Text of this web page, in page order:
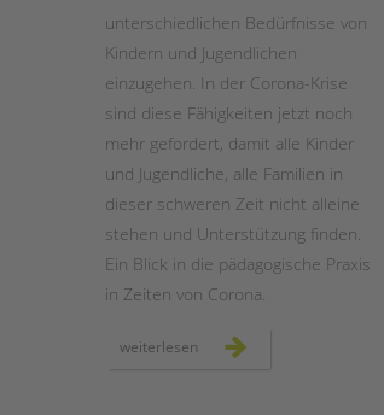
unterschiedlichen Bedürfnisse von
Kindern und Jugendlichen
einzugehen. In der Corona-Krise
sind diese Fähigkeiten jetzt noch
mehr gefordert, damit alle Kinder
und Jugendliche, alle Familien in
dieser schweren Zeit nicht alleine
stehen und Unterstützung finden.
Ein Blick in die pädagogische Praxis
in Zeiten von Corona.
weiterlesen